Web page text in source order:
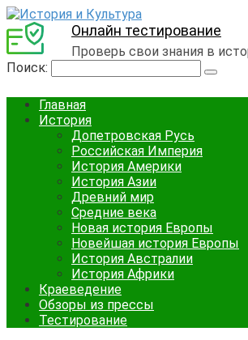
Онлайн тестирование
Проверь свои знания в
Поиск:
Главная
История
Допетровская Русь
Российская Империя
История Америки
История Азии
Древний мир
Средние века
Новая история Европы
Новейшая история Европы
История Австралии
История Африки
Краеведение
Обзоры из прессы
Тестирование